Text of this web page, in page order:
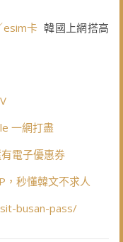
esim卡 韓國上網搭高
一網打盡
電子優惠券
，秒懂韓文不求人
busan-pass/